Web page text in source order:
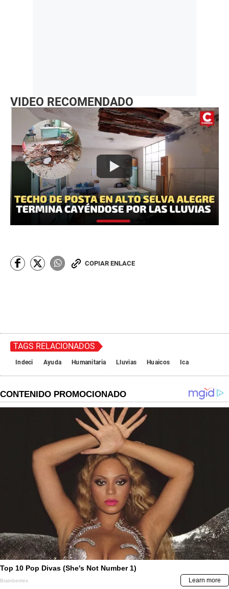
VIDEO RECOMENDADO
COPIAR ENLACE
TAGS RELACIONADOS
Indeci Ayuda Humanitaria Lluvias Huaicos Ica